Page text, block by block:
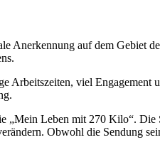
Anerkennung auf dem Gebiet
Arbeitszeiten, viel Engagement
„Mein Leben mit 270 Kilo“. Die
Obwohl die Sendung